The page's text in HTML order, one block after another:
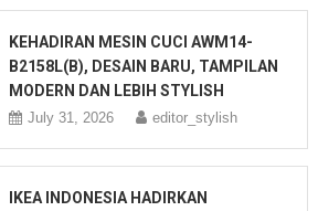
KEHADIRAN MESIN CUCI AWM14-
B2158L(B), DESAIN BARU, TAMPILAN
MODERN DAN LEBIH STYLISH
July 31, 2026 editor_stylish
IKEA INDONESIA HADIRKAN